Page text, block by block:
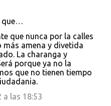
que…
que nunca por la calles
más amena y divetida
La charanga y
porque ya no la
que no tienen tiempo
a las 18:53